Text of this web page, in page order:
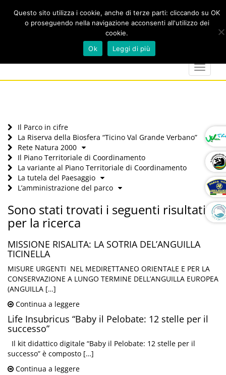
marker
calendar
Toggle
Il Parco in cifre
La Riserva della Biosfera “Ticino Val Grande Verbano”
Rete Natura 2000
Il Piano Territoriale di Coordinamento
La variante al Piano Territoriale di Coordinamento
La tutela del Paesaggio
L’amministrazione del parco
Sono stati trovati i seguenti risultati
per la ricerca
MISSIONE RISALITA: LA SOTRIA DEL’ANGUILLA
TICINELLA
MISURE URGENTI NEL MEDIRETTANEO ORIENTALE E PER LA
CONSERVAZIONE A LUNGO TERMINE DELL’ANGUILLA EUROPEA
(ANGUILLA […]
Continua a leggere
Life Insubricus “Baby il Pelobate: 12 stelle per il
successo”
Il kit didattico digitale “Baby il Pelobate: 12 stelle per il
successo” è composto […]
Continua a leggere
Questo sito utilizza i cookie, anche di terze parti: cliccando su OK
o proseguendo nella navigazione acconsenti all'utilizzo dei
cookie.
Ok
Leggi di più